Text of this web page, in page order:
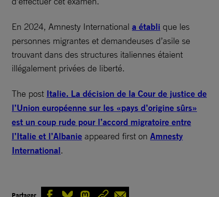
En 2024, Amnesty International a établi que les
personnes migrantes et demandeuses d’asile se
trouvant dans des structures italiennes étaient
illégalement privées de liberté.
The post Italie. La décision de la Cour de justice de
l’Union européenne sur les «pays d’origine sûrs»
est un coup rude pour l’accord migratoire entre
l’Italie et l’Albanie appeared first on Amnesty
International.